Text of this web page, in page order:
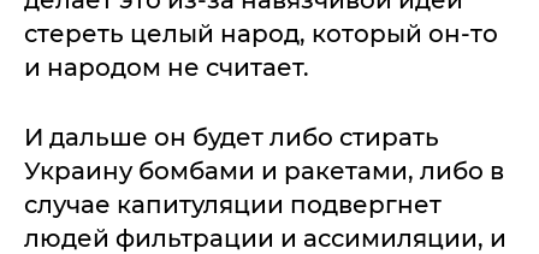
стереть целый народ, который он-то
и народом не считает.
И дальше он будет либо стирать
Украину бомбами и ракетами, либо в
случае капитуляции подвергнет
людей фильтрации и ассимиляции, и